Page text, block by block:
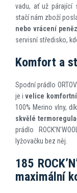
vadu, ať už párající
stačí nám zboží
nebo vrácení peněz
servisní středisko,
Komfort a
Spodní prádlo
je ivelice komfortní
100% Merino vlny,
skvělé
prádlo
lyžovačku bez něj.
185
maximální